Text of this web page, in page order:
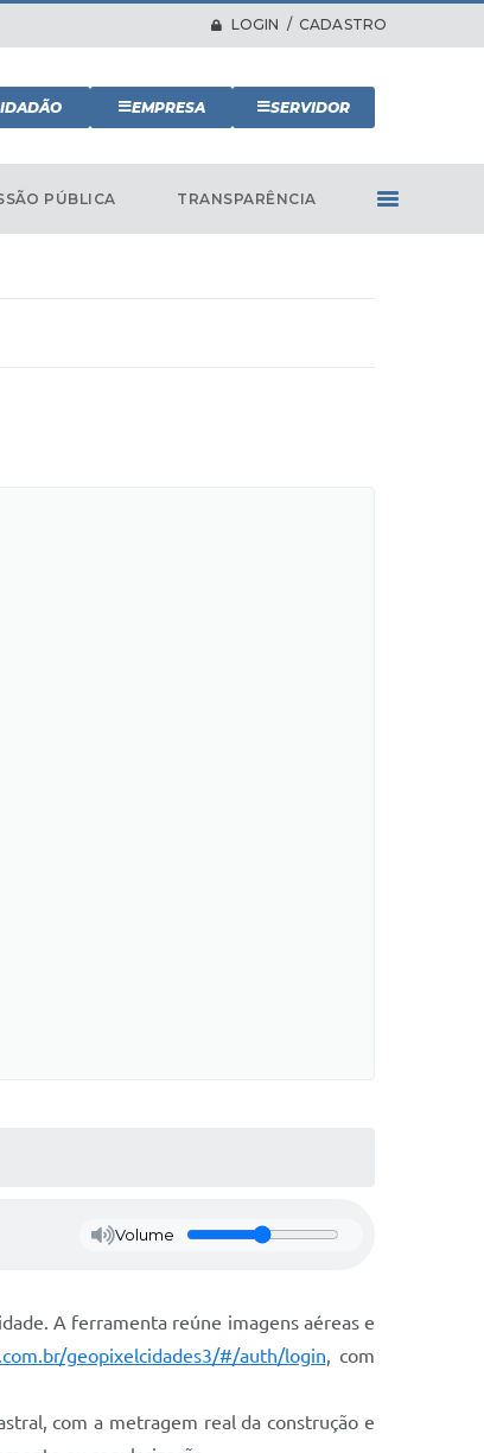
LOGIN / CADASTRO
EMPRESA SERVIDOR
PÚBLICA TRANSPARÊNCIA
Volume
A ferramenta reúne imagens aéreas e
geopixelcidades3/#/auth/login, com
com a metragem real da construção e